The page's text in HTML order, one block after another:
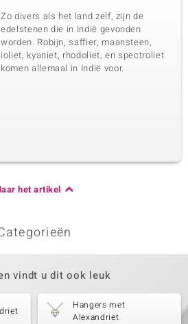
Zo divers als het land zelf, zijn de
edelstenen die in Indië gevonden
worden. Robijn, saffier, maansteen,
ioliet, kyaniet, rhodoliet, en spectroliet
komen allemaal in Indië voor.
het artikel
vindt u dit ook leuk
Hangers met
Alexandriet